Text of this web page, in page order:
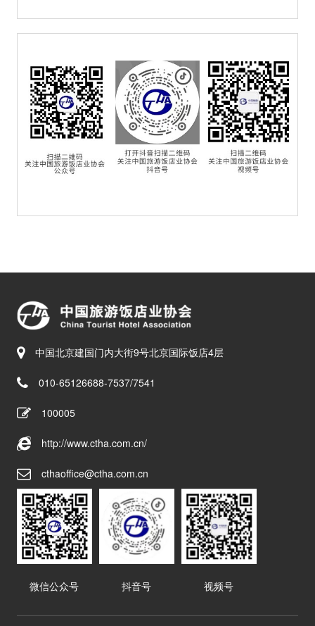
中国北京建国门内大街9号北京国际饭店4层
010-65126688-7537/7541
100005
http://www.ctha.com.cn/
cthaoffice@ctha.com.cn
微信公众号 抖音号 视频号